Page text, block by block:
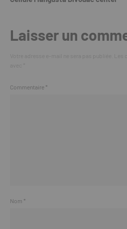
Laisser un
Commentaire *
Nom *